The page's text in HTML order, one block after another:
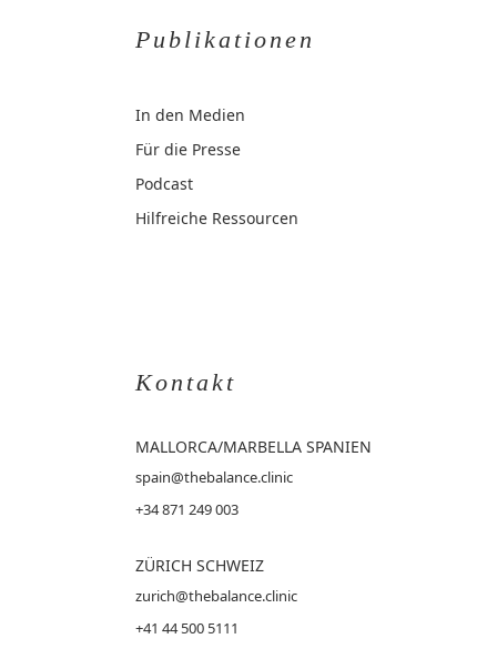
Publikationen
In den Medien
Für die Presse
Podcast
Hilfreiche Ressourcen
Kontakt
MALLORCA/MARBELLA SPANIEN
spain@thebalance.clinic
+34 871 249 003
ZÜRICH SCHWEIZ
zurich@thebalance.clinic
+41 44 500 5111